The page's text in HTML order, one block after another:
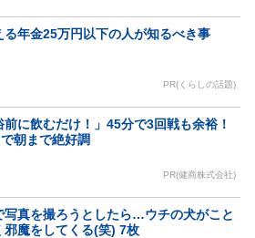
る年金25万円以下の人が知るべき事
PR(くらしの話題)
前に飲むだけ！」45分で3回戦も余裕！
朝まで絶好調
PR(健商株式会社)
写真を撮ろうとしたら…ウチの犬がこと
邪魔をしてくる(笑) 7枚